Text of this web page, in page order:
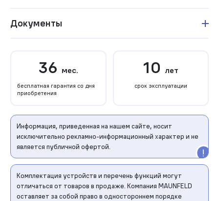
Документы
36 мес.
бесплатная гарантия со дня
приобретения
10 лет
срок эксплуатации
Информация, приведенная на нашем сайте, носит
исключительно рекламно-информационный характер и не
является публичной офертой.
Комплектация устройств и перечень функций могут
отличаться от товаров в продаже. Компания MAUNFELD
оставляет за собой право в одностороннем порядке